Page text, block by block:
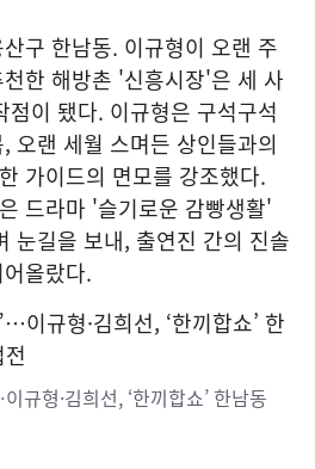
구 한남동. 이규형이 오랜 주
한 해방촌 '신흥시장'은 세 사
이 됐다. 이규형은 구석구석
오랜 세월 스며든 상인들과의
가이드의 면모를 강조했다.
드라마 '슬기로운 감빵생활'
눈길을 보내, 출연진 간의 진솔
올랐다.
규형·김희선, ‘한끼합쇼’ 한남동